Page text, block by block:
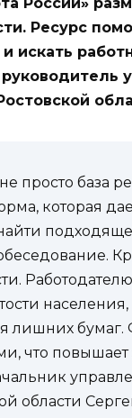
Ресурс
искать
просто база
которая
лишних бумаг.
что
области